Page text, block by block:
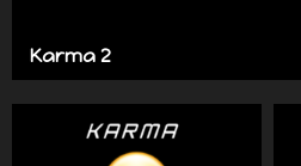
Karma 2